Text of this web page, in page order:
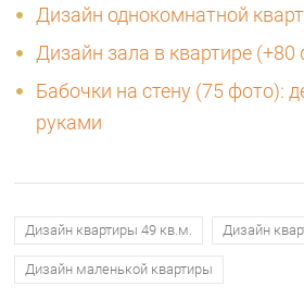
Дизайн однокомнатной
Дизайн зала в квартире (+80
Бабочки на стену (75 фото):
руками
Дизайн квартиры 49 кв.м. Дизайн
Дизайн маленькой квартиры